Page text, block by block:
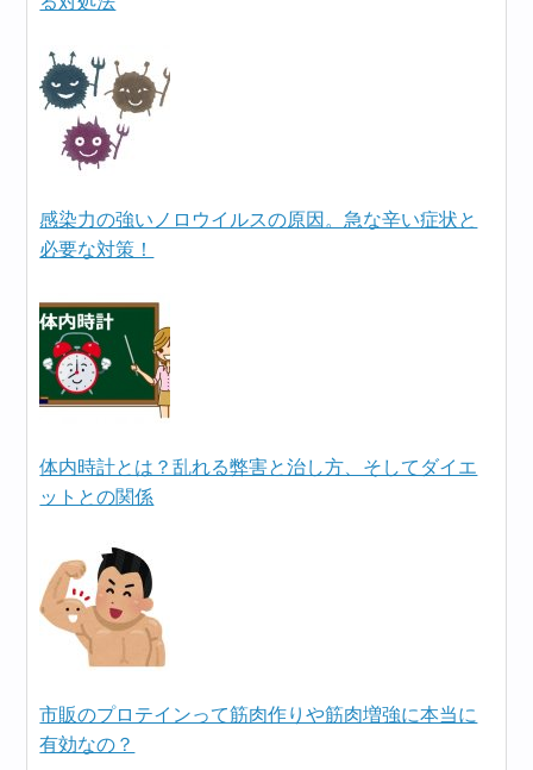
感染力の強いノロウイルスの原因。急な辛い症状と
必要な対策！
体内時計とは？乱れる弊害と治し方、そしてダイエ
ットとの関係
市販のプロテインって筋肉作りや筋肉増強に本当に
有効なの？